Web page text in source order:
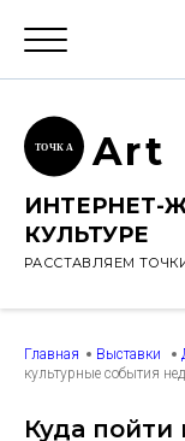
ТОЧК А Art
ИНТЕРНЕТ-
КУЛЬТУРЕ
РАССТАВЛЯЕМ
Главная Выставки
культурные события
Куда пойти